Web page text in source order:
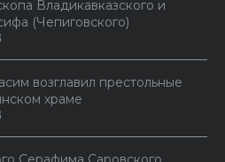
Владикавказского и
(Чепиговского)
возглавил престольные
храме